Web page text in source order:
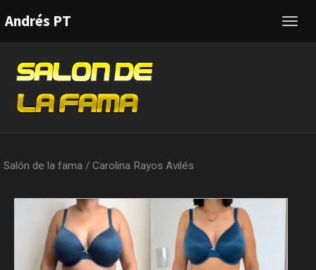
Andrés PT
Salón de la fama / Carolina Rayos Avilés